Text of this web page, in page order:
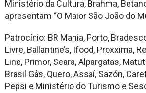
Ministério da Cultura, Brahma,
apresentam “O Maior São João do
Patrocínio: BR Mania, Porto,
Livre, Ballantine’s, Ifood, Proxxima,
Line, Primor, Seara, Alpargatas,
Brasil Gás, Quero, Assaí, Sazón,
Pepsi e Ministério do Turismo e